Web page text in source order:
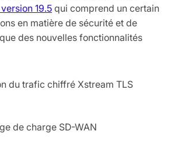
19.5qui comprend un certain
en matière de sécurité et de
des nouvelles fonctionnalités
du trafic chiffré Xstream TLS
de charge SD-WAN